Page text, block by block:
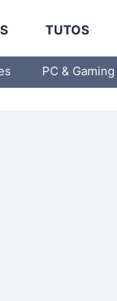
TUTOS
PC & Gaming